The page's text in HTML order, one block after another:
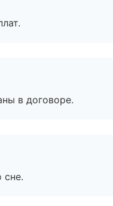
в договоре.
сне.